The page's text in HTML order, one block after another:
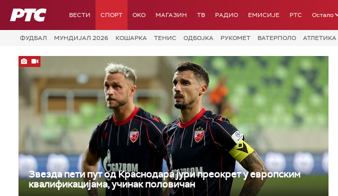
РТС ВЕСТИ СПОРТ OKO МАГАЗИН ТВ РАДИО ЕМИСИЈЕ РТС Остало
ФУДБАЛ МУНДИЈАЛ 2026 КОШАРКА ТЕНИС ОДБОЈКА РУКОМЕТ ВАТЕРПОЛО АТЛЕТИКА
Звезда пети пут од Краснодара јури преокрет у европским
квалификацијама, учинак половичан